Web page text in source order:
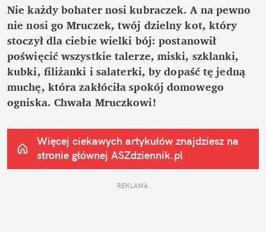
Nie każdy bohater nosi kubraczek. A na pewno
nie nosi go Mruczek, twój dzielny kot, który
stoczył dla ciebie wielki bój: postanowił
poświęcić wszystkie talerze, miski, szklanki,
kubki, filiżanki i salaterki, by dopaść tę jedną
muchę, która zakłóciła spokój domowego
ogniska. Chwała Mruczkowi!
Więcej ciekawych artykułów znajdziesz na
stronie głównej ASZdziennik.pl
REKLAMA